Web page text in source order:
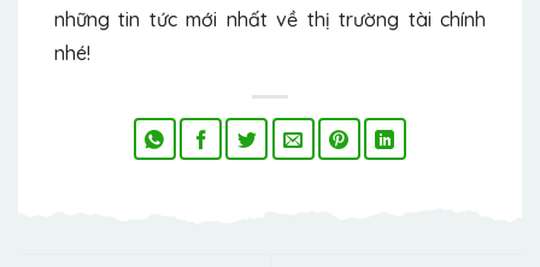
những tin tức mới nhất về thị trường tài chính
nhé!